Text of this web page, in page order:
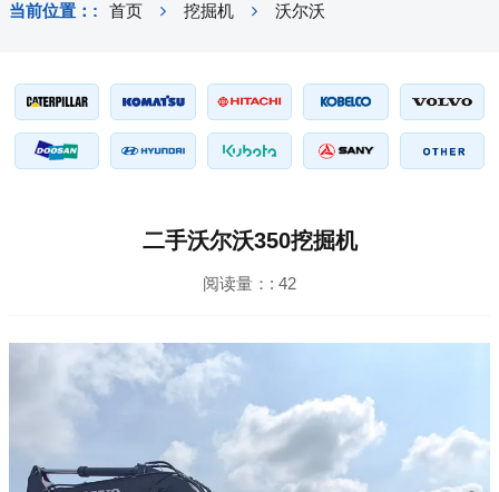
当前位置：: 首页 挖掘机 沃尔沃
二手沃尔沃350挖掘机
阅读量：: 42